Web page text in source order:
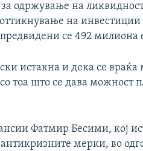
одржување на
на
се 492 милиона
истакна и дека се
тоа што се дава можност
Фатмир Бесими, кој
мерки, во